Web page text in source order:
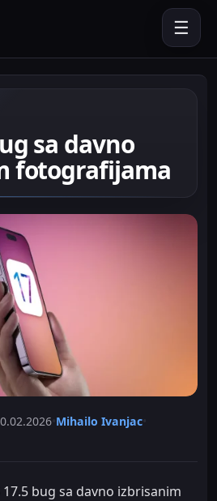
☰
sa davno
fotografijama
Mihailo Ivanjac
17.5 bug sa davno izbrisanim